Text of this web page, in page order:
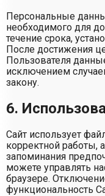
Персональные
необходимого для
течение срока,
После достижения
Пользователя
исключением
закону.
6.
Сайт использует
корректной работы,
запоминания
можете управлять
браузере.
функциональность